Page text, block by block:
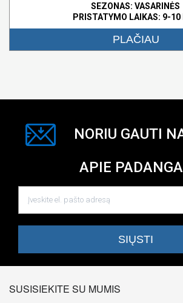
SEZONAS: VASARINĖS
PRISTATYMO LAIKAS: 9-10
PLAČIAU
NORIU GAUTI
APIE
SUSISIEKITE SU MUMIS